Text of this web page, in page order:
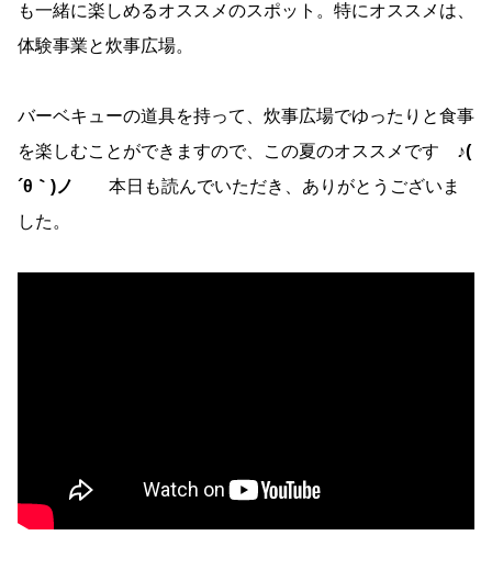
も一緒に楽しめるオススメのスポット。特にオススメは、
体験事業と炊事広場。
バーベキューの道具を持って、炊事広場でゆったりと食事
を楽しむことができますので、この夏のオススメです ♪(
´θ｀)ノ
本日も読んでいただき、ありがとうございま
した。